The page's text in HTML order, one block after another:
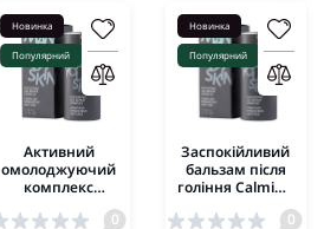
Новинка
Популярний
Активний
омолоджуючий
комплекс
Activating Age
Repair Complex0
Новинка
Популярний
Заспокійливий
бальзам після
гоління Calming
Balsam Dr.
0